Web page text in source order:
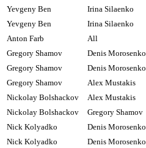
Yevgeny Ben Irina Silaenko
Yevgeny Ben Irina Silaenko
Anton Farb All
Gregory Shamov Denis Morosenko
Gregory Shamov Denis Morosenko
Gregory Shamov Alex Mustakis
Nickolay Bolshackov Alex Mustakis
Nickolay Bolshackov Gregory Shamov
Nick Kolyadko Denis Morosenko
Nick Kolyadko Denis Morosenko